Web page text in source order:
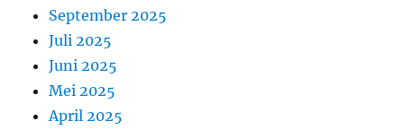
September 2025
Juli 2025
Juni 2025
Mei 2025
April 2025